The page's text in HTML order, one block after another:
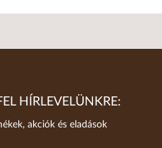
HÍRLEVELÜNKRE:
akciók és eladások